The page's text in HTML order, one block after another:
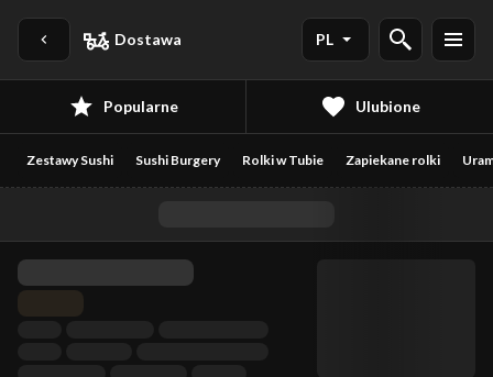
Dostawa PL
Popularne Ulubione
Zestawy Sushi Sushi Burgery Rolki w Tubie Zapiekane rolki